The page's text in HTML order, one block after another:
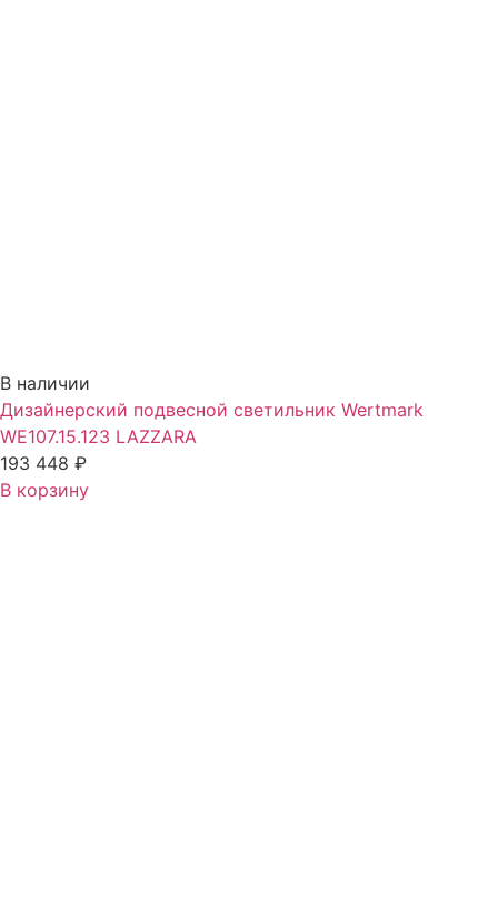
В наличии
Дизайнерский подвесной светильник Wertmark
WE107.15.123 LAZZARA
193 448 ₽
В корзину